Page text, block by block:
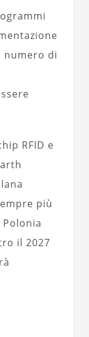
numero di
RFID e
più
il 2027